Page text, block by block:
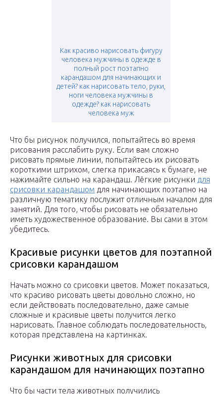
Как красиво нарисовать фигуру
человека мужчины в одежде в
полный рост поэтапно
карандашом для начинающих и
детей? как нарисовать тело, руки,
ноги человека мужчины в
одежде? как нарисовать
человека муж
Что бы рисунок получился, попытайтесь во время
рисования расслабить руку. Если вам сложно
рисовать прямые линии, попытайтесь их рисовать
короткими штрихом, слегка прикасаясь к бумаге, не
нажимайте сильно на карандаш. Лёгкие рисунки для
срисовки карандашом для начинающих поэтапно на
различную тематику послужит отличным началом для
занятий. Для того, чтобы рисовать не обязательно
иметь художественное образование. Вы сами в этом
убедитесь.
Красивые рисунки цветов для поэтапной
срисовки карандашом
Начать можно со срисовки цветов. Может показаться,
что красиво рисовать цветы довольно сложно, но
если действовать последовательно, даже самые
сложные и красивые цветы получится легко
нарисовать. Главное соблюдать последовательность,
которая представлена на картинках.
Рисунки животных для срисовки
карандашом для начинающих поэтапно
Что бы части тела животных получились